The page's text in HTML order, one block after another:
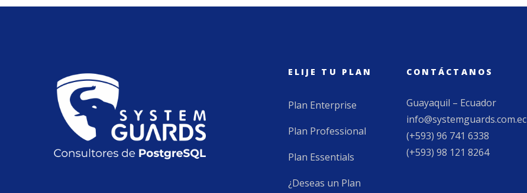
ELIJE TU PLAN
Plan Enterprise
Plan Professional
Plan Essentials
¿Deseas un Plan
CONTÁCTANOS
Guayaquil – Ecuador
info@systemguards.com.ec
(+593) 96 741 6338
(+593) 98 121 8264